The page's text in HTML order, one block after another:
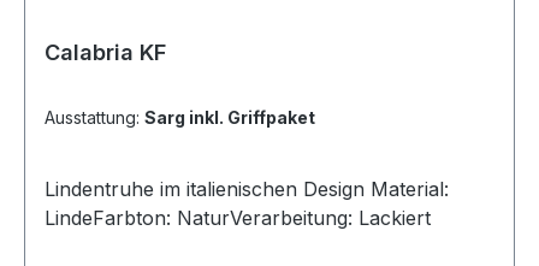
Calabria KF
Ausstattung: Sarg inkl. Griffpaket
Lindentruhe im italienischen Design Material:
LindeFarbton: NaturVerarbeitung: Lackiert